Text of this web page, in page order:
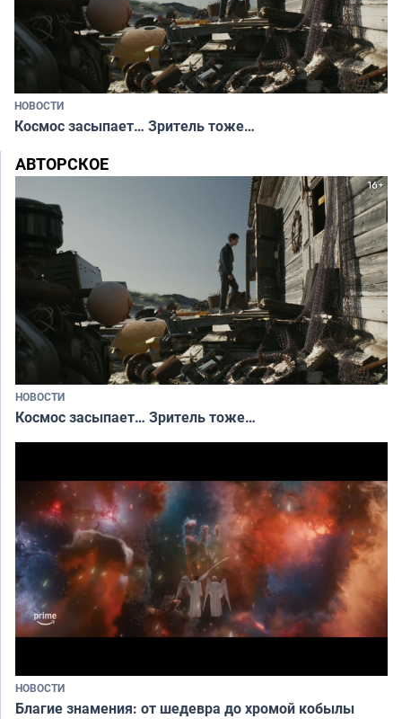
НОВОСТИ
Космос засыпает… Зритель тоже…
АВТОРСКОЕ
НОВОСТИ
Космос засыпает… Зритель тоже…
НОВОСТИ
Благие знамения: от шедевра до хромой кобылы